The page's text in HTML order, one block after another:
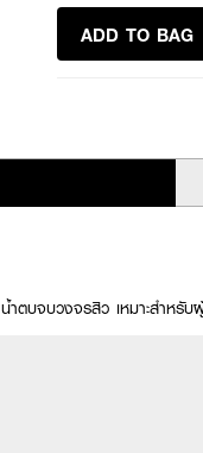
ADD TO BAG
น้ำตบจบวงจรสิว เหมาะสำห